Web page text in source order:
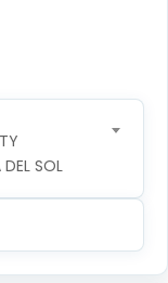
SOL